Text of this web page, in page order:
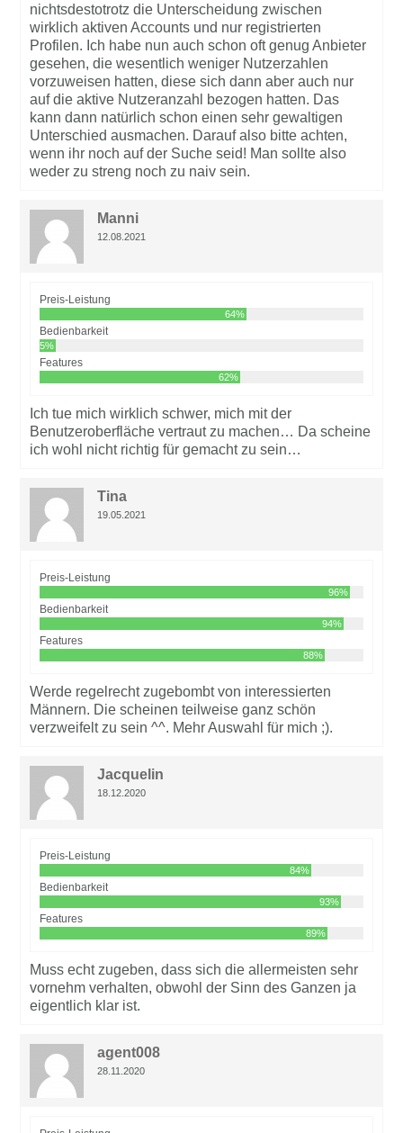
nichtsdestotrotz die Unterscheidung zwischen
wirklich aktiven Accounts und nur registrierten
Profilen. Ich habe nun auch schon oft genug Anbieter
gesehen, die wesentlich weniger Nutzerzahlen
vorzuweisen hatten, diese sich dann aber auch nur
auf die aktive Nutzeranzahl bezogen hatten. Das
kann dann natürlich schon einen sehr gewaltigen
Unterschied ausmachen. Darauf also bitte achten,
wenn ihr noch auf der Suche seid! Man sollte also
weder zu streng noch zu naiv sein.
Manni
12.08.2021
Preis-Leistung
64%
Bedienbarkeit
5%
Features
62%
Ich tue mich wirklich schwer, mich mit der
Benutzeroberfläche vertraut zu machen… Da scheine
ich wohl nicht richtig für gemacht zu sein…
Tina
19.05.2021
Preis-Leistung
96%
Bedienbarkeit
94%
Features
88%
Werde regelrecht zugebombt von interessierten
Männern. Die scheinen teilweise ganz schön
verzweifelt zu sein ^^. Mehr Auswahl für mich ;).
Jacquelin
18.12.2020
Preis-Leistung
84%
Bedienbarkeit
93%
Features
89%
Muss echt zugeben, dass sich die allermeisten sehr
vornehm verhalten, obwohl der Sinn des Ganzen ja
eigentlich klar ist.
agent008
28.11.2020